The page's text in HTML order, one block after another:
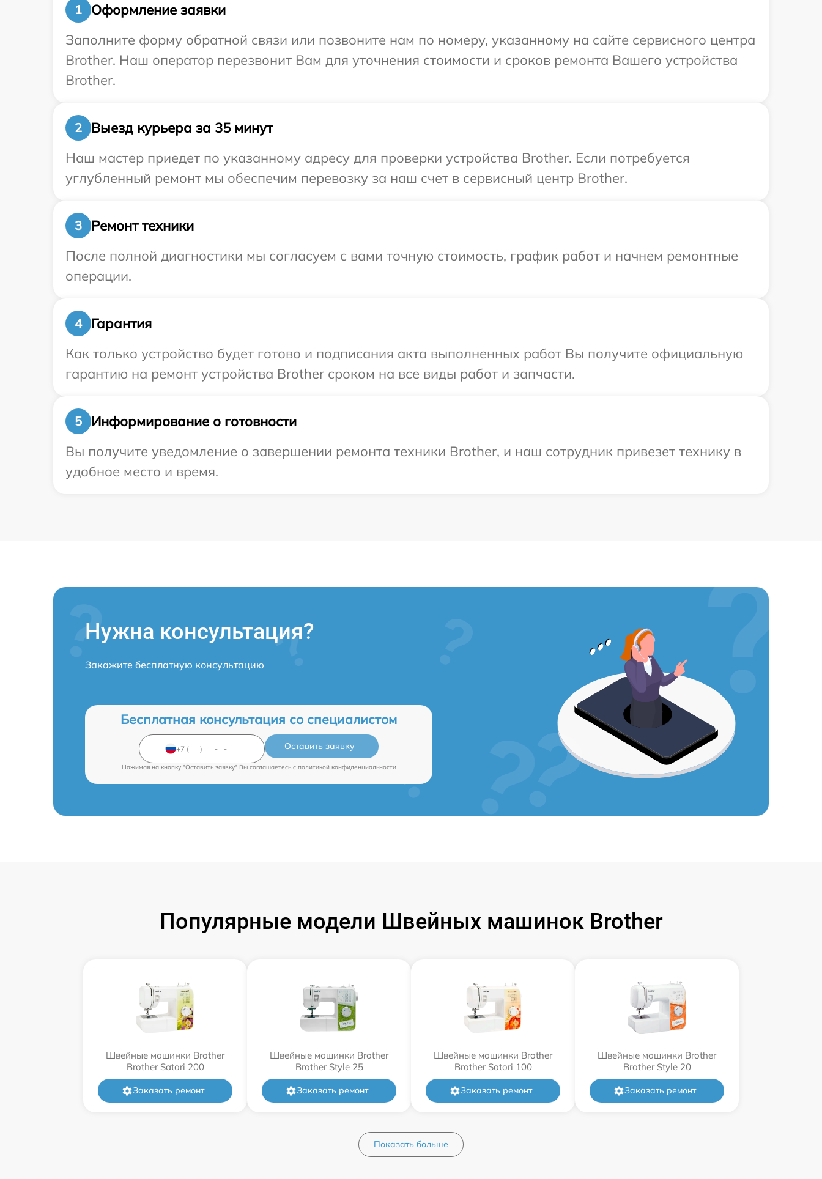
1
Оформление заявки
Заполните форму обратной связи или позвоните нам по номеру, указанному на сайте сервисного центра
Brother. Наш оператор перезвонит Вам для уточнения стоимости и сроков ремонта Вашего устройства
Brother.
2
Выезд курьера за 35 минут
Наш мастер приедет по указанному адресу для проверки устройства Brother. Если потребуется
углубленный ремонт мы обеспечим перевозку за наш счет в сервисный центр Brother.
3
Ремонт техники
После полной диагностики мы согласуем с вами точную стоимость, график работ и начнем ремонтные
операции.
4
Гарантия
Как только устройство будет готово и подписания акта выполненных работ Вы получите официальную
гарантию на ремонт устройства Brother сроком на все виды работ и запчасти.
5
Информирование о готовности
Вы получите уведомление о завершении ремонта техники Brother, и наш сотрудник привезет технику в
удобное место и время.
Нужна консультация?
Закажите бесплатную консультацию
Бесплатная консультация со специалистом
Оставить заявку
Нажимая на кнопку "Оставить заявку" Вы соглашаетесь c политикой конфиденциальности
Популярные модели Швейных машинок Brother
Швейные машинки Brother
Brother Satori 200
Заказать ремонт
Швейные машинки Brother
Brother Style 25
Заказать ремонт
Швейные машинки Brother
Brother Satori 100
Заказать ремонт
Швейные машинки Brother
Brother Style 20
Заказать ремонт
Показать больше